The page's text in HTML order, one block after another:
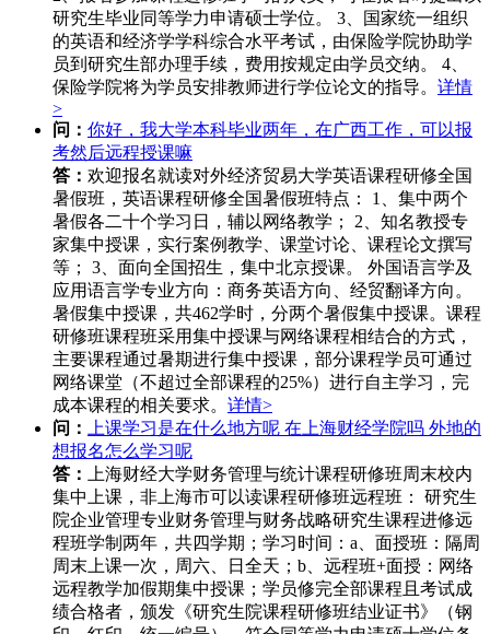
研究生毕业同等学力申请硕士学位。 3、国家统一组织
的英语和经济学学科综合水平考试，由保险学院协助学
员到研究生部办理手续，费用按规定由学员交纳。 4、
保险学院将为学员安排教师进行学位论文的指导。 详情
>
问： 你好，我大学本科毕业两年，在广西工作，可以报
考然后远程授课嘛
答： 欢迎报名就读对外经济贸易大学英语课程研修全国
暑假班，英语课程研修全国暑假班特点： 1、集中两个
暑假各二十个学习日，辅以网络教学； 2、知名教授专
家集中授课，实行案例教学、课堂讨论、课程论文撰写
等； 3、面向全国招生，集中北京授课。 外国语言学及
应用语言学专业方向：商务英语方向、经贸翻译方向。
暑假集中授课，共462学时，分两个暑假集中授课。课程
研修班课程班采用集中授课与网络课程相结合的方式，
主要课程通过暑期进行集中授课，部分课程学员可通过
网络课堂（不超过全部课程的25%）进行自主学习，完
成本课程的相关要求。 详情>
问：
上课学习是在什么地方呢 在上海财经学院吗 外地的
想报名怎么学习呢
答：
上海财经大学财务管理与统计课程研修班周末校内
集中上课，非上海市可以读课程研修班远程班： 研究生
院企业管理专业财务管理与财务战略研究生课程进修远
程班学制两年，共四学期；学习时间：a、面授班：隔周
周末上课一次，周六、日全天；b、远程班+面授：网络
远程教学加假期集中授课；学员修完全部课程且考试成
绩合格者，颁发《研究生院课程研修班结业证书》（钢